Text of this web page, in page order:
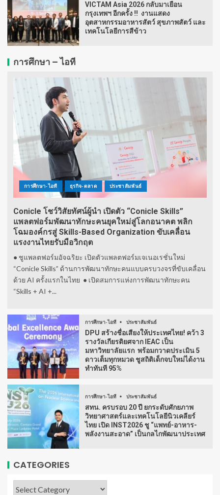
VICTAM Asia 2026 กลับมาเยือน
กรุงเทพฯ อีกครั้ง !! งานแสดง
อุตสาหกรรมอาหารสัตว์ สุขภาพสัตว์ และ
เทคโนโลยีการสีข้าว
การศึกษา – ไอที
การศึกษา-ไอที ธุรกิจ-ตลาด ประชาสัมพันธ์
Conicle โชว์วิสัยทัศน์ผู้นำ เปิดตัว “Conicle Skills”
แพลตฟอร์มพัฒนาทักษะคนยุคใหม่สู่โลกอนาคต พลิก
โฉมองค์กรสู่ Skills-Based Organization ขับเคลื่อน
แรงงานไทยรับมือวิกฤต
● ชูแพลตฟอร์มอัจฉริยะ เปิดตัวแพลตฟอร์มเจเนอเรชั่นใหม่
“Conicle Skills” ด้านการพัฒนาทักษะคนแบบครบวงจรที่ขับเคลื่อน
ด้วย AI ครั้งแรกในไทย ● เปิดสมการแห่งการพัฒนาทักษะคน
“Skills + AI +...
การศึกษา-ไอที ประชาสัมพันธ์
DPU สร้างชื่อเสียงให้ประเทศไทย! คว้า 3
รางวัลเกียรติยศจาก IEAC เป็น
มหาวิทยาลัยแรก พร้อมกวาดประเมิน 5
ดาวเต็มทุกหมวด ชูสถิติเด็กจบใหม่ได้งาน
ทำทันที 95%
การศึกษา-ไอที ประชาสัมพันธ์
สทน. ครบรอบ 20 ปี ยกระดับศักยภาพ
วิทยาศาสตร์และเทคโนโลยีนิวเคลียร์
ไทย เปิด INST2026 ชู “แพทย์-อาหาร-
พลังงานสะอาด” เป็นกลไกพัฒนาประเทศ
CATEGORIES